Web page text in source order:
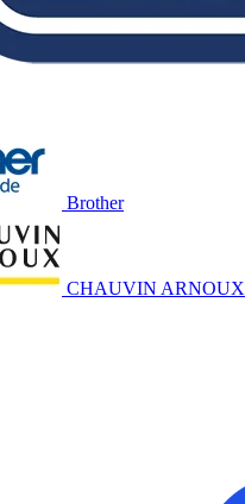
Brother
CHAUVIN ARNOUX